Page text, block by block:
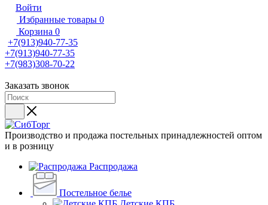
Войти
Избранные товары 0
Корзина 0
+7(913)940-77-35
+7(913)940-77-35
+7(983)308-70-22
Заказать звонок
Производство и продажа постельных принадлежностей оптом
и в розницу
Распродажа
Постельное белье